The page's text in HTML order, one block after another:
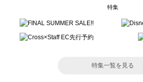
特集
特集一覧を見る